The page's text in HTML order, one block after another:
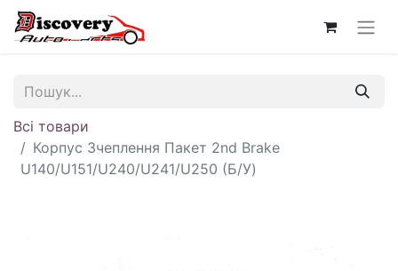
Всі товари
Корпус Зчеплення Пакет 2nd Brake
U140/U151/U240/U241/U250 (Б/У)